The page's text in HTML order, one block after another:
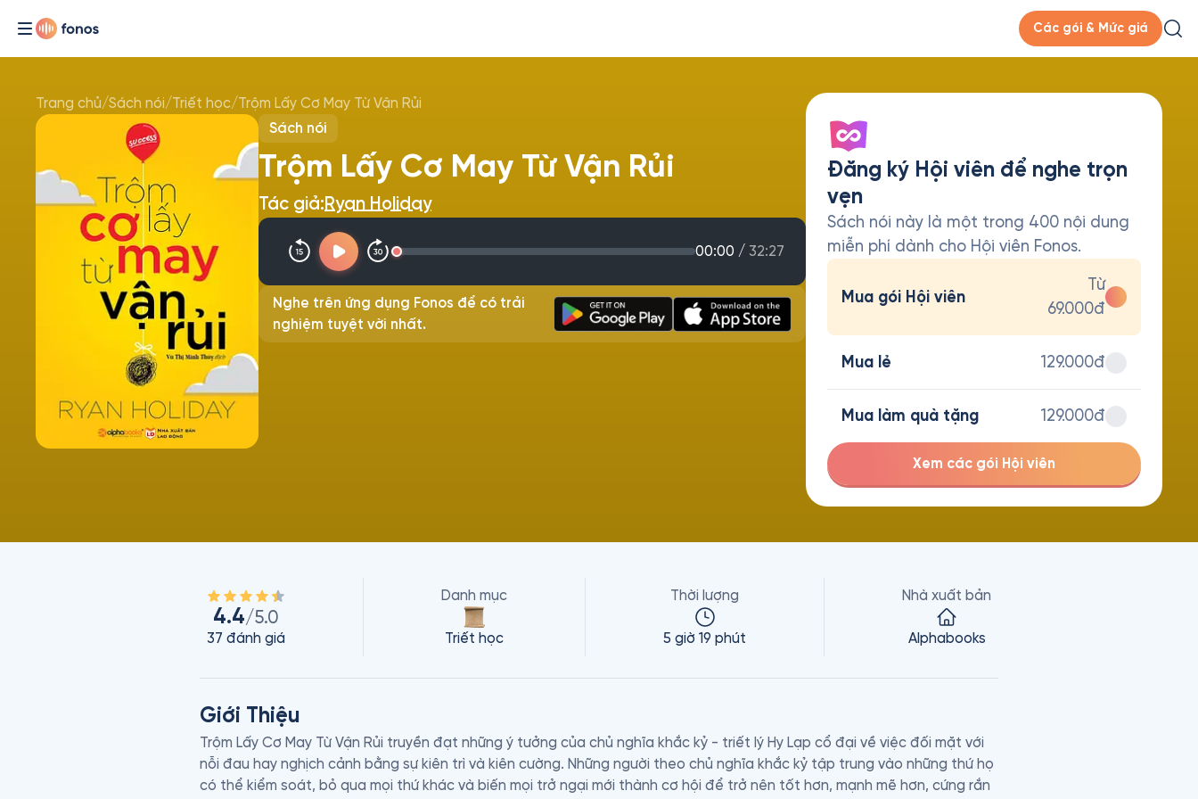
Các gói & Mức giá
Trang chủ/Sách nói/Triết học/Trộm Lấy Cơ May Từ Vận Rủi
Sách nói
Trộm Lấy Cơ May Từ Vận Rủi
Tác giả:Ryan Holiday
00:00 / 32:27
Nghe trên ứng dụng Fonos để có trải
nghiệm tuyệt vời nhất.
Đăng ký Hội viên để nghe trọn
vẹn
Sách nói này là một trong 400 nội dung
miễn phí dành cho Hội viên Fonos.
Mua gói Hội viên
Từ
69.000đ
Mua lẻ 129.000đ
Mua làm quà tặng 129.000đ
Xem các gói Hội viên
4.4/5.0
37 đánh giá
Danh mục
Triết học
Thời lượng
5 giờ 19 phút
Nhà xuất bản
Alphabooks
Giới Thiệu
Trộm Lấy Cơ May Từ Vận Rủi truyền đạt những ý tưởng của chủ nghĩa khắc kỷ - triết lý Hy Lạp cổ đại về việc đối mặt với
nỗi đau hay nghịch cảnh bằng sự kiên trì và kiên cường. Những người theo chủ nghĩa khắc kỷ tập trung vào những thứ họ
có thể kiểm soát, bỏ qua mọi thứ khác và biến mọi trở ngại mới thành cơ hội để trở nên tốt hơn, mạnh mẽ hơn, cứng rắn